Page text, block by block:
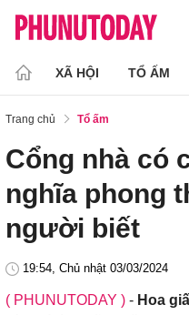
XÃ HỘI TỔ ẤM
Trang chủ Tổ ấm
Cổng nhà có
nghĩa phong
người biết
19:54, Chủ nhật 03/03/2024
( PHUNUTODAY ) - Hoa